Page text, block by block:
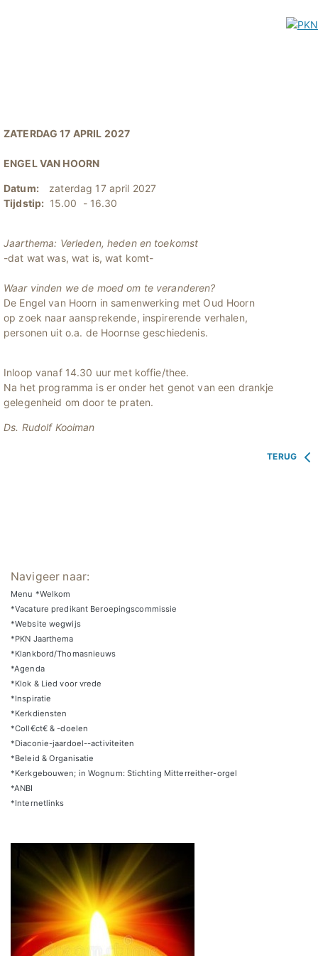
ZATERDAG 17 APRIL 2027
ENGEL VAN HOORN
Datum:
zaterdag 17 april 2027
Tijdstip: 15.00 - 16.30
Jaarthema: Verleden, heden en toekomst
-dat wat was, wat is, wat komt-
Waar vinden we de moed om te veranderen?
De Engel van Hoorn in samenwerking met Oud Hoorn
op zoek naar aansprekende, inspirerende verhalen,
personen uit o.a. de Hoornse geschiedenis.
Inloop vanaf 14.30 uur met koffie/thee.
Na het programma is er onder het genot van een drankje
gelegenheid om door te praten.
Ds. Rudolf Kooiman
TERUG
Navigeer naar:
Menu *Welkom
*Vacature predikant Beroepingscommissie
*Website wegwijs
*PKN Jaarthema
*Klankbord/Thomasnieuws
*Agenda
*Klok & Lied voor vrede
*Inspiratie
*Kerkdiensten
*Coll€ct€ & -doelen
*Diaconie-jaardoel--activiteiten
*Beleid & Organisatie
*Kerkgebouwen; in Wognum: Stichting Mitterreither-orgel
*ANBI
*Internetlinks